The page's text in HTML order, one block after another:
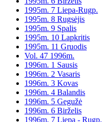
1995m. 7 Liepa-Rugp.
1995m. 8 Rugsėjis
1995m. 9 Spalis
1995m. 10 Lapkritis
1995m. 11 Gruodis
Vol. 47 1996m.
1996m. 1 Sausis
1996m. 2 Vasaris
1996m. 3 Kovas
1996m. 4 Balandis
1996m. 5 Gegužė
1996m. 6 Birželis
1996m. 7 Liepa - Rugp.